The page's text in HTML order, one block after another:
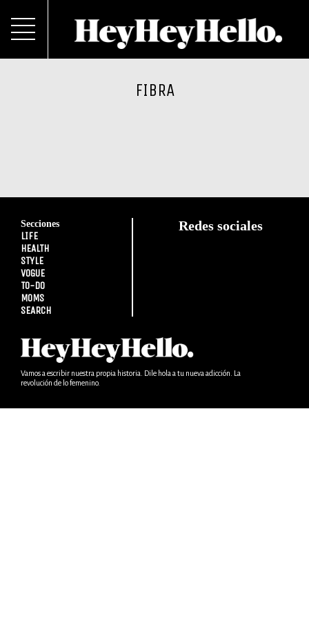
FIBRA
Secciones
LIFE
HEALTH
STYLE
VOGUE
TO-DO
MOMS
SEARCH
Redes sociales
Vamos a escribir nuestra propia historia. Dile hola a tu nueva adicción. La
revolución de lo femenino.